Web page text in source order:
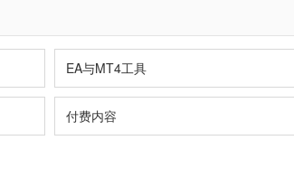
EA与MT4工具
付费内容